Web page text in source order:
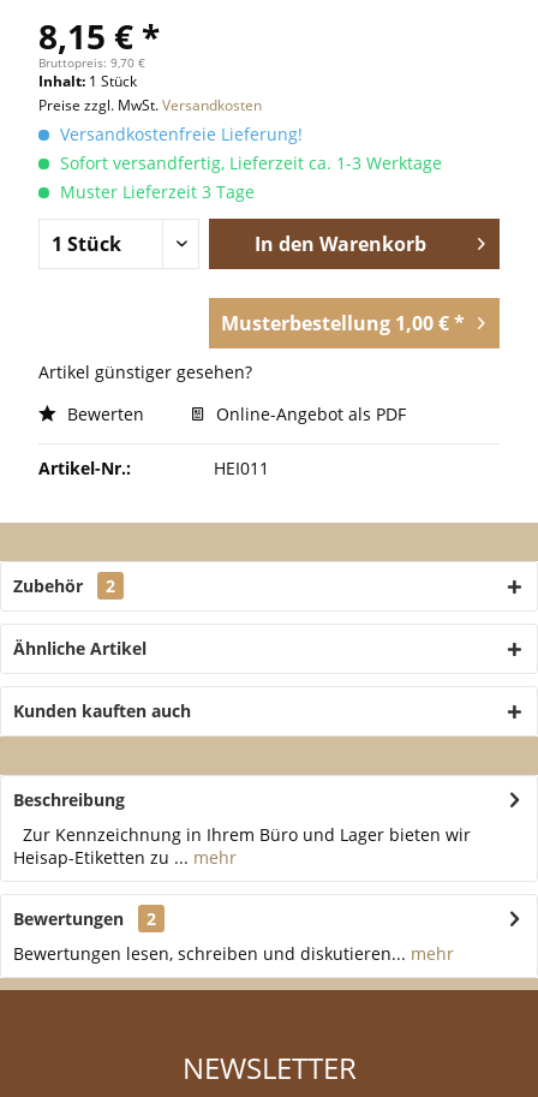
8,15 € *
Bruttopreis: 9,70 €
Inhalt: 1 Stück
Preise zzgl. MwSt.Versandkosten
Versandkostenfreie Lieferung!
Sofort versandfertig, Lieferzeit ca. 1-3 Werktage
Muster Lieferzeit 3 Tage
In den Warenkorb
Musterbestellung 1,00 € *
Artikel günstiger gesehen?
Bewerten
Online-Angebot als PDF
Artikel-Nr.: HEI011
Zubehör 2
Ähnliche Artikel
Kunden kauften auch
Beschreibung
Zur Kennzeichnung in Ihrem Büro und Lager bieten wir
Heisap-Etiketten zu ... mehr
Bewertungen
2
Bewertungen lesen, schreiben und diskutieren... mehr
NEWSLETTER